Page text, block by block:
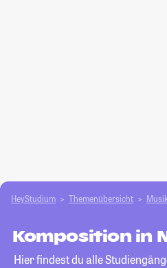
HeyStudium Themenübersicht
Komposition in
Hier findest du alle